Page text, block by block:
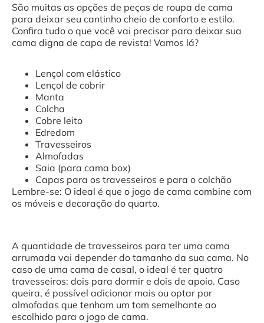
São muitas as opções de peças de roupa de cama
para deixar seu cantinho cheio de conforto e estilo.
Confira tudo o que você vai precisar para deixar sua
cama digna de capa de revista! Vamos lá?
Lençol com elástico
Lençol de cobrir
Manta
Colcha
Cobre leito
Edredom
Travesseiros
Almofadas
Saia (para cama box)
Capas para os travesseiros e para o colchão
Lembre-se: O ideal é que o jogo de cama combine com
os móveis e decoração do quarto.
A quantidade de travesseiros para ter uma cama
arrumada vai depender do tamanho da sua cama. No
caso de uma cama de casal, o ideal é ter quatro
travesseiros: dois para dormir e dois de apoio. Caso
queira, é possível adicionar mais ou optar por
almofadas que tenham um tom semelhante ao
escolhido para o jogo de cama.